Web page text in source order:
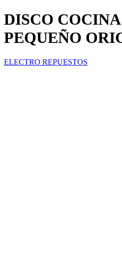
DISCO
PEQUEÑO
ELECTRO REPUESTOS